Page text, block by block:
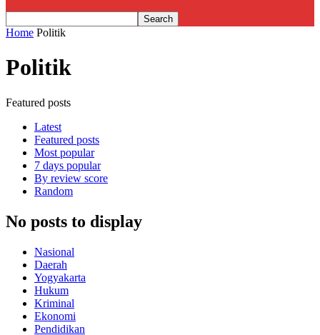
Home Politik
Politik
Featured posts
Latest
Featured posts
Most popular
7 days popular
By review score
Random
No posts to display
Nasional
Daerah
Yogyakarta
Hukum
Kriminal
Ekonomi
Pendidikan